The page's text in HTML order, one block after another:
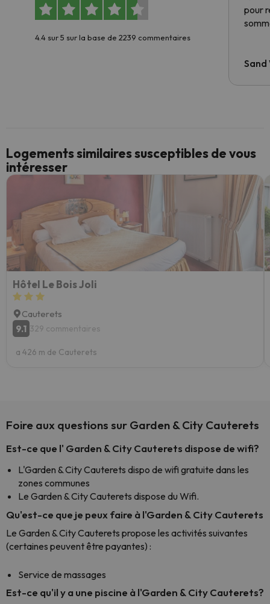
4.4 sur 5 sur la base de 2239 commentaires
pour
Sand
Logements similaires susceptibles de vous
intéresser
Hôtel Le Bois Joli
Cauterets
9.1 329 commentaires
a 426 m de Cauterets
Foire aux questions sur Garden & City Cauterets
Est-ce que l' Garden & City Cauterets dispose de wifi?
L'Garden & City Cauterets dispo de wifi gratuite dans les
zones communes
Le Garden & City Cauterets dispose du Wifi.
Qu'est-ce que je peux faire à l'Garden & City Cauterets
Le Garden & City Cauterets propose les activités suivantes
(certaines peuvent être payantes) :
Service de massages
Est-ce qu'il y a une piscine à l'Garden & City Cauterets?